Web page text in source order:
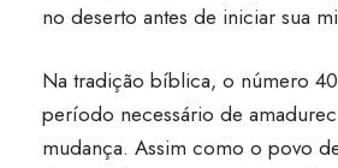
no deserto antes de iniciar sua
Na tradição bíblica, o número
período necessário de
mudança. Assim como o povo